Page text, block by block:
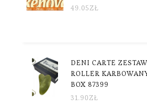
49.05ZŁ
DENI CARTE
ROLLER
BOX 87399
31.90ZŁ